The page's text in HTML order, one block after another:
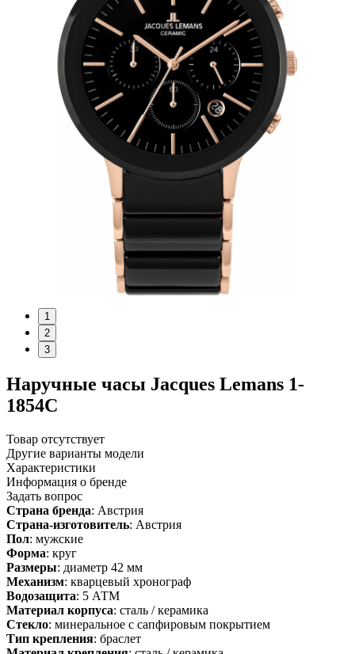
1
2
3
Наручные часы Jacques Lemans 1-
1854C
Товар отсутствует
Другие варианты модели
Характеристики
Информация о бренде
Задать вопрос
Страна бренда: Австрия
Страна-изготовитель: Австрия
Пол: мужские
Форма: круг
Размеры: диаметр 42 мм
Механизм: кварцевый хронограф
Водозащита: 5 АТМ
Материал корпуса: сталь / керамика
Стекло: минеральное с сапфировым покрытием
Тип крепления: браслет